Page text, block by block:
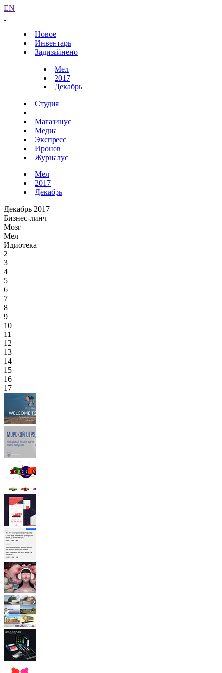
EN
Новое
Инвентарь
Задизайнено
Мел
2017
Декабрь
Студия
Магазинус
Медиа
Экспресс
Иронов
Журналус
Мел
2017
Декабрь
Декабрь 2017
Бизнес-линч
Мозг
Мел
Идиотека
2
3
4
5
6
7
8
9
10
11
12
13
14
15
16
17